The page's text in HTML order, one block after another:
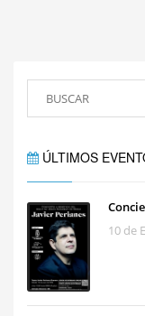
ÚLTIMOS
10 de